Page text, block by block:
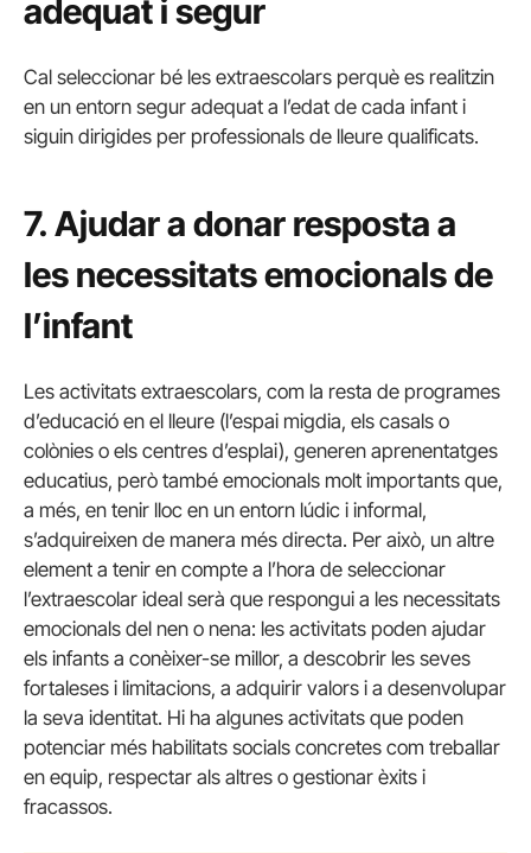
adequat i segur
Cal seleccionar bé les extraescolars perquè es realitzin
en un entorn segur adequat a l’edat de cada infant i
siguin dirigides per professionals de lleure qualificats.
7. Ajudar a donar resposta a
les necessitats emocionals de
l’infant
Les activitats extraescolars, com la resta de programes
d’educació en el lleure (l’espai migdia, els casals o
colònies o els centres d’esplai), generen aprenentatges
educatius, però també emocionals molt importants que,
a més, en tenir lloc en un entorn lúdic i informal,
s’adquireixen de manera més directa. Per això, un altre
element a tenir en compte a l’hora de seleccionar
l’extraescolar ideal serà que respongui a les necessitats
emocionals del nen o nena: les activitats poden ajudar
els infants a conèixer-se millor, a descobrir les seves
fortaleses i limitacions, a adquirir valors i a desenvolupar
la seva identitat. Hi ha algunes activitats que poden
potenciar més habilitats socials concretes com treballar
en equip, respectar als altres o gestionar èxits i
fracassos.